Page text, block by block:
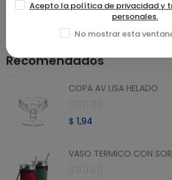
RESEÑAS(0)
Recomendados
COPA AV LISA HELADO
$ 1,94
VASO TERMICO CON
Acepto la política de privacidad y
personales.
No mostrar esta